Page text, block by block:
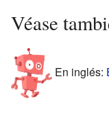
Véase
En inglés: